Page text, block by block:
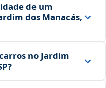
de um
dos Manacás,
no Jardim